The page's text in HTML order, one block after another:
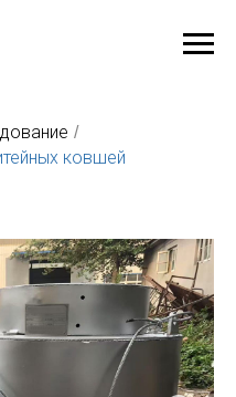
/
ковшей